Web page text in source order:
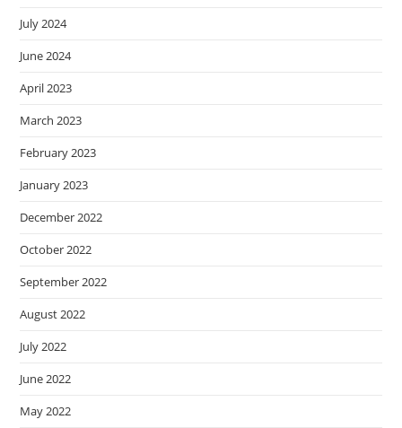
July 2024
June 2024
April 2023
March 2023
February 2023
January 2023
December 2022
October 2022
September 2022
August 2022
July 2022
June 2022
May 2022